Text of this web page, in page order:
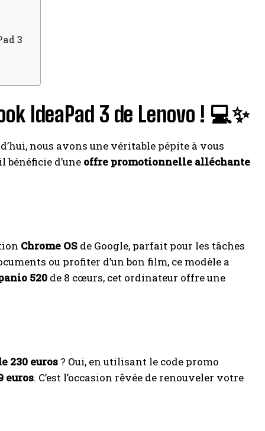
3
IdeaPad 3 de Lenovo ! 💻✨
nous avons une véritable pépite à vous
bénéficie d’une offre promotionnelle alléchante
Chrome OS de Google, parfait pour les tâches
ou profiter d’un bon film, ce modèle a
520 de 8 cœurs, cet ordinateur offre une
230 euros ? Oui, en utilisant le code promo
euros. C’est l’occasion rêvée de renouveler votre